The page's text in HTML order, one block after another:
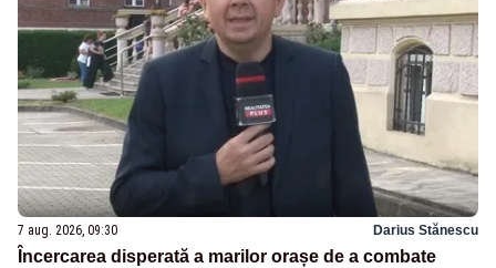
7 aug. 2026, 09:30 Darius Stănescu
Încercarea disperată a marilor orașe de a combate